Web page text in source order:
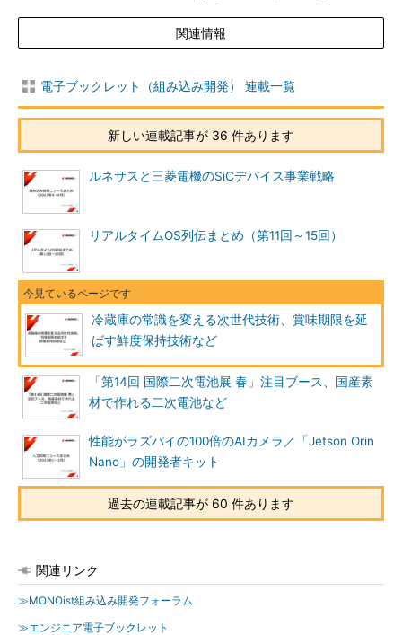
関連情報
電子ブックレット（組み込み開発） 連載一覧
新しい連載記事が 36 件あります
ルネサスと三菱電機のSiCデバイス事業戦略
リアルタイムOS列伝まとめ（第11回～15回）
冷蔵庫の常識を変える次世代技術、賞味期限を延
ばす鮮度保持技術など
「第14回 国際二次電池展 春」注目ブース、国産素
材で作れる二次電池など
性能がラズパイの100倍のAIカメラ／「Jetson Orin
Nano」の開発者キット
過去の連載記事が 60 件あります
関連リンク
≫MONOist組み込み開発フォーラム
≫エンジニア電子ブックレット